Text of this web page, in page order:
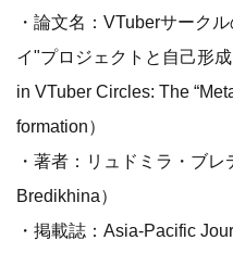
・論文名：VTuberサーク
イ"プロジェクトと自己形
in VTuber Circles: The
formation）
・著者：リュドミラ・ブ
Bredikhina）
・掲載誌：Asia-Pacific